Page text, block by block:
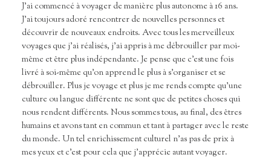
J’ai commencé à voyager de manière plus autonome à 16 ans.
J’ai toujours adoré rencontrer de nouvelles personnes et
découvrir de nouveaux endroits. Avec tous les merveilleux
voyages que j’ai réalisés, j’ai appris à me débrouiller par moi-
même et être plus indépendante. Je pense que c’est une fois
livré à soi-même qu’on apprend le plus à s’organiser et se
débrouiller. Plus je voyage et plus je me rends compte qu’une
culture ou langue différente ne sont que de petites choses qui
nous rendent différents. Nous sommes tous, au final, des êtres
humains et avons tant en commun et tant à partager avec le reste
du monde. Un tel enrichissement culturel n’as pas de prix à
mes yeux et c’est pour cela que j’apprécie autant voyager.